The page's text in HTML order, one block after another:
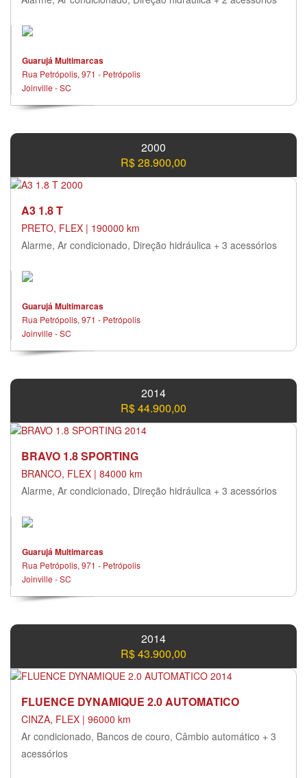
Guarujá Multimarcas
Rua Petrópolis, 971 - Petrópolis
Joinville - SC
2000
R$ 28.900,00
A3 1.8 T
PRETO, FLEX | 190000 km
Alarme, Ar condicionado, Direção hidráulica + 3 acessórios
Guarujá Multimarcas
Rua Petrópolis, 971 - Petrópolis
Joinville - SC
2014
R$ 44.900,00
BRAVO 1.8 SPORTING
BRANCO, FLEX | 84000 km
Alarme, Ar condicionado, Direção hidráulica + 3 acessórios
Guarujá Multimarcas
Rua Petrópolis, 971 - Petrópolis
Joinville - SC
2014
R$ 43.900,00
FLUENCE DYNAMIQUE 2.0 AUTOMATICO
CINZA, FLEX | 96000 km
Ar condicionado, Bancos de couro, Câmbio automático + 3
acessórios